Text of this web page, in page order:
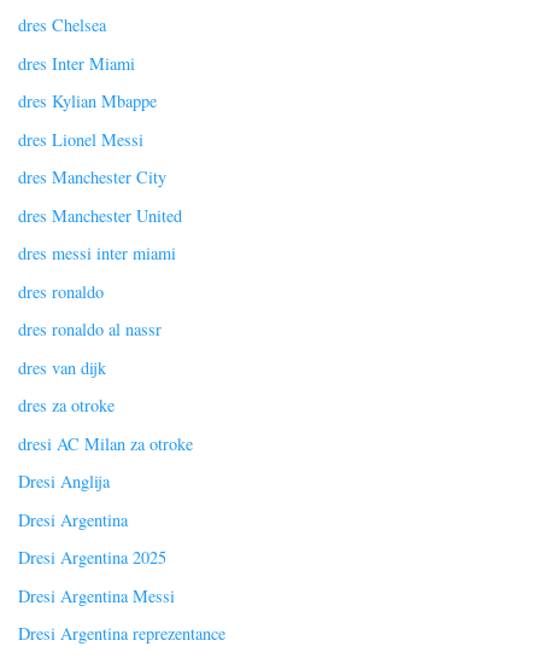
dres Chelsea
dres Inter Miami
dres Kylian Mbappe
dres Lionel Messi
dres Manchester City
dres Manchester United
dres messi inter miami
dres ronaldo
dres ronaldo al nassr
dres van dijk
dres za otroke
dresi AC Milan za otroke
Dresi Anglija
Dresi Argentina
Dresi Argentina 2025
Dresi Argentina Messi
Dresi Argentina reprezentance